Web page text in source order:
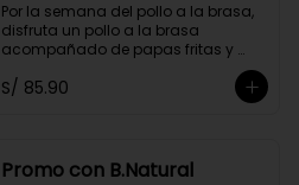
Por la semana del pollo a la brasa,
disfruta un pollo a la brasa
acompañado de papas fritas y
Promoción exclusiva para llevar o
S/ 85.90
Promo con B.Natural